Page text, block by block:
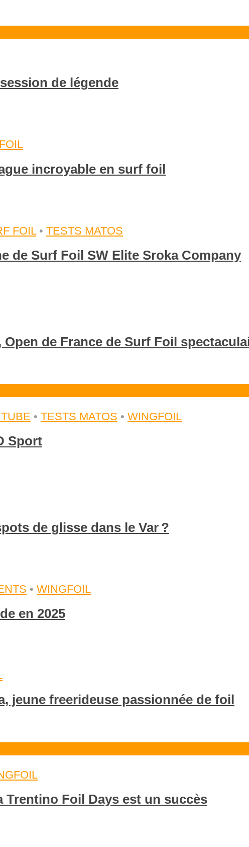
de légende
incroyable en surf foil
FOIL • TESTS MATOS
de Surf Foil SW Elite Sroka Company
de France de Surf Foil
• TESTS MATOS • WINGFOIL
Sport
de glisse dans le Var ?
• WINGFOIL
en 2025
jeune freerideuse passionnée de foil
Trentino Foil Days est un succès